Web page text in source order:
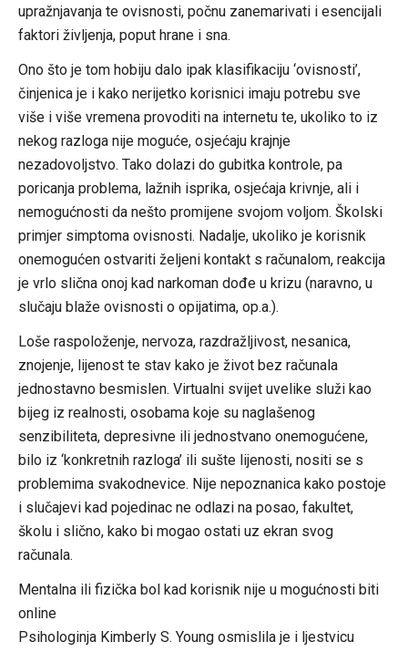
upražnjavanja te ovisnosti, počnu zanemarivati i esencijali
faktori življenja, poput hrane i sna.
Ono što je tom hobiju dalo ipak klasifikaciju ‘ovisnosti’,
činjenica je i kako nerijetko korisnici imaju potrebu sve
više i više vremena provoditi na internetu te, ukoliko to iz
nekog razloga nije moguće, osjećaju krajnje
nezadovoljstvo. Tako dolazi do gubitka kontrole, pa
poricanja problema, lažnih isprika, osjećaja krivnje, ali i
nemogućnosti da nešto promijene svojom voljom. Školski
primjer simptoma ovisnosti. Nadalje, ukoliko je korisnik
onemogućen ostvariti željeni kontakt s računalom, reakcija
je vrlo slična onoj kad narkoman dođe u krizu (naravno, u
slučaju blaže ovisnosti o opijatima, op.a.).
Loše raspoloženje, nervoza, razdražljivost, nesanica,
znojenje, lijenost te stav kako je život bez računala
jednostavno besmislen. Virtualni svijet uvelike služi kao
bijeg iz realnosti, osobama koje su naglašenog
senzibiliteta, depresivne ili jednostvano onemogućene,
bilo iz ‘konkretnih razloga’ ili sušte lijenosti, nositi se s
problemima svakodnevice. Nije nepoznanica kako postoje
i slučajevi kad pojedinac ne odlazi na posao, fakultet,
školu i slično, kako bi mogao ostati uz ekran svog
računala.
Mentalna ili fizička bol kad korisnik nije u mogućnosti biti
online
Psihologinja Kimberly­ S. Young osmislila je i ljestvicu